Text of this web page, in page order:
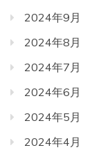
2024年9月
2024年8月
2024年7月
2024年6月
2024年5月
2024年4月